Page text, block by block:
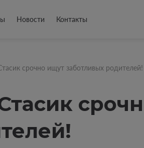
Новости Контакты
срочно ищут заботливых родителей!